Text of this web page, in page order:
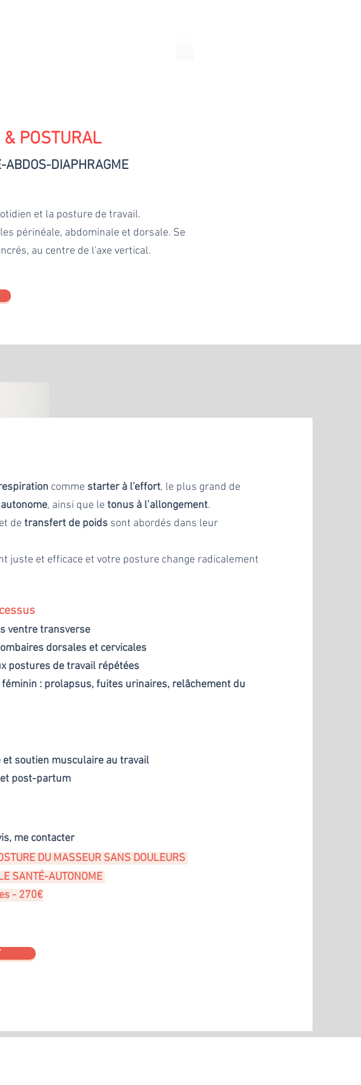
POSTURAL
DIAPHRAGME
et la posture de travail.
périnéale, abdominale et dorsale. Se
au centre de l'axe vertical.
comme starter à l'effort, le plus grand de
, ainsi que letonus à l’allongement.
et detransfert de poids sont abordés dans leur
juste et efficace et votre posture change radicalement
ventre transverse
dorsales et cervicales
postures de travail répétées
: prolapsus, fuites urinaires, relâchement du
soutien musculaire autravail
post-partum
me contacter
DU MASSEUR SANS DOULEURS
SANTÉ-AUTONOME
- 270€